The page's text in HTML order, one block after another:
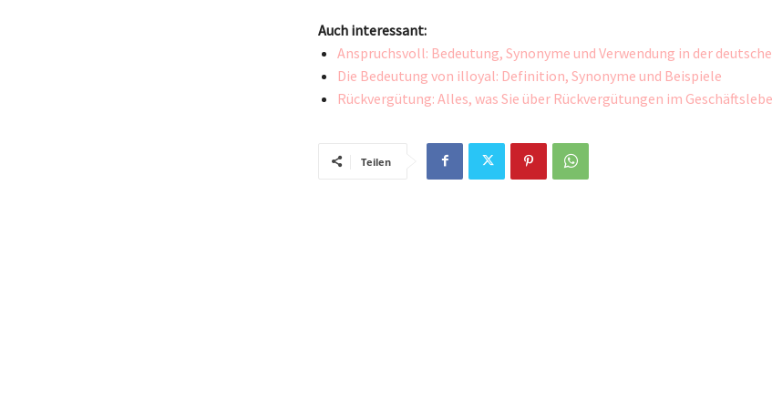
Auch interessant:
Anspruchsvoll: Bedeutung, Synonyme und Verwendung in der
Die Bedeutung von illoyal: Definition, Synonyme und Beispiele
Rückvergütung: Alles, was Sie über Rückvergütungen im
Teilen